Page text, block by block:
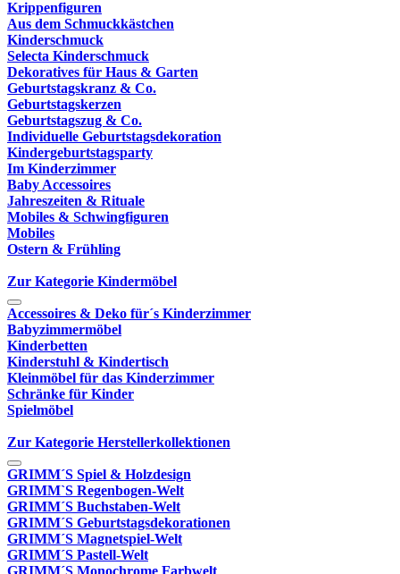
Krippenfiguren
Aus dem Schmuckkästchen
Kinderschmuck
Selecta Kinderschmuck
Dekoratives für Haus & Garten
Geburtstagskranz & Co.
Geburtstagskerzen
Geburtstagszug & Co.
Individuelle Geburtstagsdekoration
Kindergeburtstagsparty
Im Kinderzimmer
Baby Accessoires
Jahreszeiten & Rituale
Mobiles & Schwingfiguren
Mobiles
Ostern & Frühling
Zur Kategorie Kindermöbel
Accessoires & Deko für´s Kinderzimmer
Babyzimmermöbel
Kinderbetten
Kinderstuhl & Kindertisch
Kleinmöbel für das Kinderzimmer
Schränke für Kinder
Spielmöbel
Zur Kategorie Herstellerkollektionen
GRIMM´S Spiel & Holzdesign
GRIMM`S Regenbogen-Welt
GRIMM´S Buchstaben-Welt
GRIMM´S Geburtstagsdekorationen
GRIMM´S Magnetspiel-Welt
GRIMM´S Pastell-Welt
GRIMM´S Monochrome Farbwelt